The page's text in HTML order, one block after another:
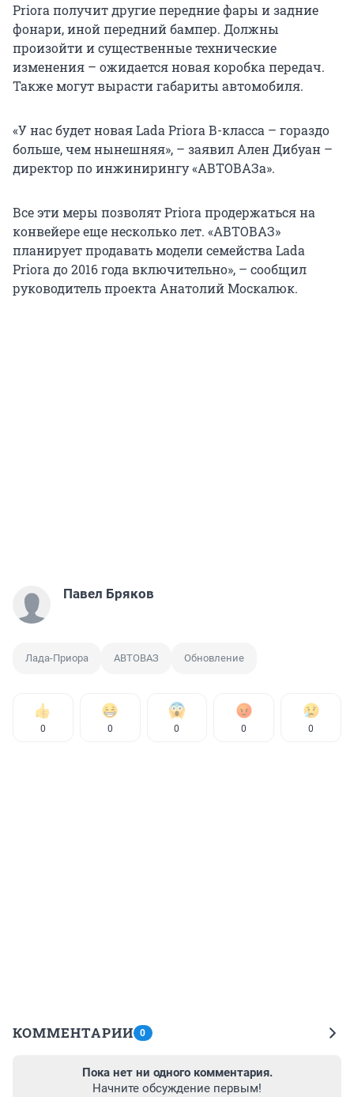
Priora получит другие передние фары и задние
фонари, иной передний бампер. Должны
произойти и существенные технические
изменения – ожидается новая коробка передач.
Также могут вырасти габариты автомобиля.
«У нас будет новая Lada Priora В-класса – гораздо
больше, чем нынешняя», – заявил Ален Дибуан –
директор по инжинирингу «АВТОВАЗа».
Все эти меры позволят Priora продержаться на
конвейере еще несколько лет. «АВТОВАЗ»
планирует продавать модели семейства Lada
Priora до 2016 года включительно», – сообщил
руководитель проекта Анатолий Москалюк.
Павел Бряков
Лада-Приора АВТОВАЗ Обновление
0 0 0 0 0
КОММЕНТАРИИ 0
Пока нет ни одного комментария.
Начните обсуждение первым!